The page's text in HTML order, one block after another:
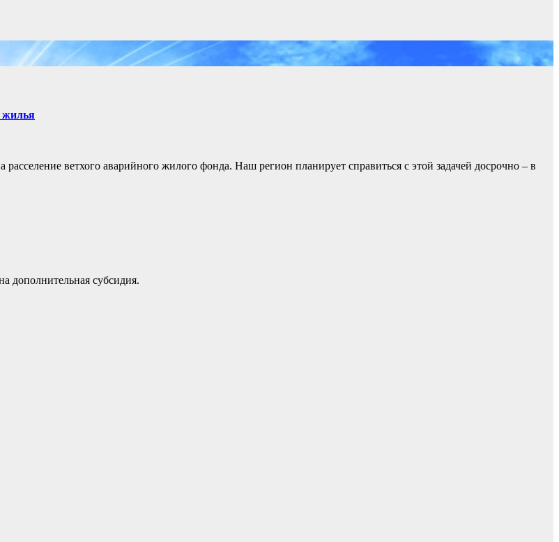
жилья
ветхого аварийного жилого фонда. Наш регион планирует справиться с этой задачей досрочно – в
дополнительная субсидия.